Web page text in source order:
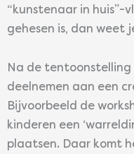
“kunstenaar in huis”-
gehesen is, dan weet
Na de tentoonstelling
deelnemen aan een
Bijvoorbeeld de
kinderen een
plaatsen. Daar komt